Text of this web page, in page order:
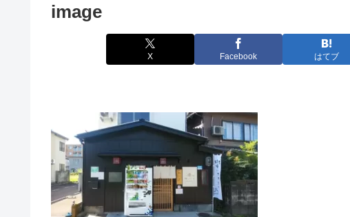
image
X Facebook はてブ